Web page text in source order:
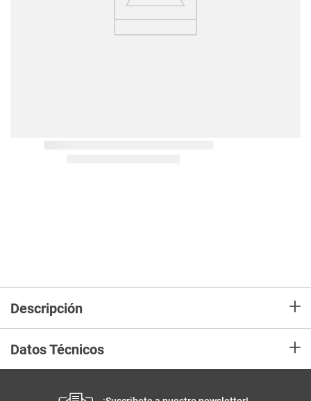
Descripción +
Datos Técnicos +